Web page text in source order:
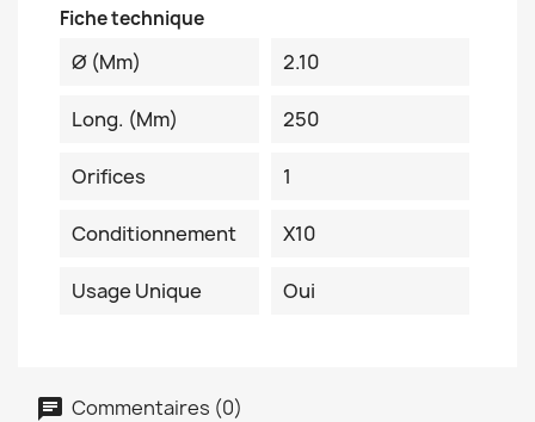
Fiche technique
Ø (mm) 2.10
Long. (mm) 250
Orifices 1
Conditionnement X10
Usage Unique Oui
Commentaires (0)